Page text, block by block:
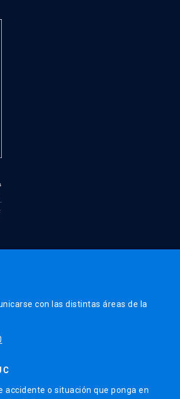
con las distintas áreas de la
accidente o situación que ponga en